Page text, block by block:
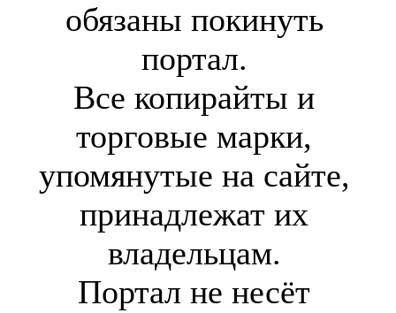
обязаны покинуть
портал.
Все копирайты и
торговые марки,
упомянутые на сайте,
принадлежат их
владельцам.
Портал не несёт